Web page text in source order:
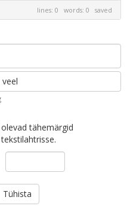
lines: 0 words: 0 saved
tähemärgid
Tühista